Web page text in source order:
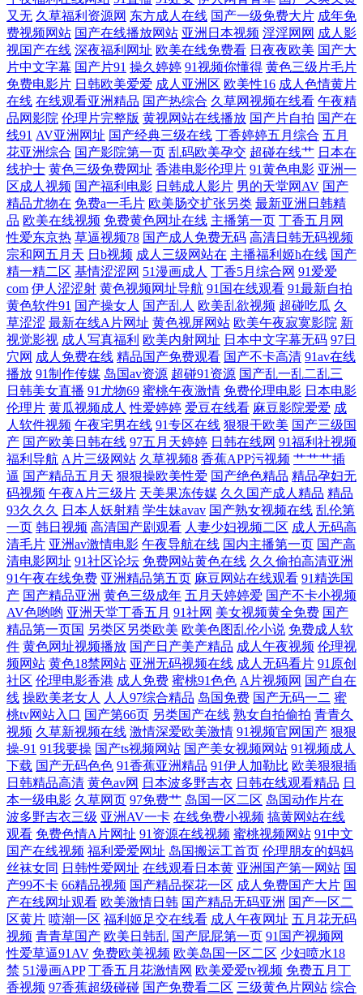
视频网站 亚洲色色 91系列在线 97超碰人人操射 91伊人五月天 97尤物超碰
av免费网站 超碰97青青草 成人午夜剧场福利 久久超碰AV 四虎影像 在线
资源91 97超碰欧美亚洲 97色综合1 国产女人3p 黑丝91免费视频 久草在钱
蜜桃网性爱 欧美黄一片 伊人免费大香蕉 第一福利航官方 精品久久草 欧美
特黄 青青草欧美第一页 欧日韩美 91桃色视屏 国内自拍AV一区 激情综合
网站 视频网站18污 微拍视频福利 亚洲人人鲁 最新91网址 91c传媒 91视频
免费入口 AV国产做爱 草草影院最新地址 导航美女福利 黄色A片3及片 日
本老熟女HD 最新人妻AV电影 97人人专区 草草福利视频导航 成人Aⅴ视频
国产馆肏屄 美国福利网址导航 日本人妻毛片 天天艹天天 操免片视频 国产
性爱区一区 美国色色XX 日韩无遮挡免费 婷婷午夜 午夜福利狼友网 亚洲
AV色色导航 亚洲欧洲tv 51午夜福利在线 成人性交 久久国产黄色精品 欧美
韩精品 微拍福利一区 亚洲国产精华 大香蕉网伊 国产性爱图 韩日AV看看
啊3 精品亚洲成人传媒 五月天婷婷色色 91麻豆国产蜜臀 肏屄网五月天婷
婷 国产视频观看网站 后入巨乳白虎91 欧洲综合色 日本妈妈伦理 久草视频
在线毛片 91精品视频在线 导航影视AV 九一美女视频 色色看片 午夜日比
导航 亚洲老司机www 91原创视频 白丝足交在线 国产精福利 久久草热婷
婷网站 亚洲人成小说网站 丁香av第一页 久久尹人综合网 欧美成人集中 欧
洲www第五页 三级视屏在线观看 在线视频日韩有码 超碰五月天 伊人电影
av在线 超碰碰人妻 国产精品38 果冻传媒做爱 人人操骚 日韩一区 亚洲少
妇午夜激情 91人人干 Av性爱中文 超碰人人96 青草青草 午夜在线视频导
航 AV黄色天堂网站 精品国产9199 日韩欧美国产一区 五月天综合色色网
又无 久草福利资源网 东方成人在线 国产一级免费大片 成年免
费视频网站 国产在线播放网站 亚洲日本视频 淫淫网网 成人影
视国产在线 深夜福利网址 欧美在线免费看 日夜夜欧美 国产大
片中文字幕 国产片91 操久婷婷 91视频你懂得 黄色三级片毛片
免费电影片 日韩欧美爱爱 成人亚洲区 欧美性16 成人色情黄片
在线 在线观看亚洲精品 国产热综合 久草网视频在线看 午夜精
品网影院 伦理片完整版 黄视网站在线播放 国产片自拍 国产在
线91 AV亚洲网址 国产经典三级在线 丁香婷婷五月综合 五月
花亚洲综合 国产影院第一页 乱码欧美孕交 超碰在线艹 日本在
线护士 黄色三级免费网址 香港电影伦理片 91黄色电影 亚洲一
区成人视频 国产福利电影 日韩成人影片 男的天堂网AV 国产
精品尤物在 免费a一毛片 欧美肠交扩张另类 最新亚洲日韩精
品 欧美在线视频 免费黄色网址在线 主播第一页 丁香五月网
性爱东京热 草逼视频78 国产成人免费无码 高清日韩无码视频
宗和网五月天 日b视频 成人三级网站在 主播福利姬h在线 国产
精一精二区 基情涩涩网 51漫画成人 丁香5月综合网 91爱爱
com 伊人涩涩射 黄色视频网址导航 91国在线观看 91最新自拍
黄色软件91 国产操女人 国产乱人 欧美乱欲视频 超碰吃瓜 久
草涩涩 最新在线A片网址 黄色视屏网站 欧美午夜寂寞影院 新
视觉影视 成人写真福利 欧美内射网址 日本中文字幕无码 97日
穴网 成人免费在线 精品国产免费观看 国产不卡高清 91av在线
播放 91制作传媒 岛国av资源 超碰91资源 国产乱一乱二乱三
日韩美女直播 91尤物69 蜜桃午夜激情 免费伦理电影 日本电影
伦理片 黄瓜视频成人 性爱婷婷 爱豆在线看 麻豆影院爱爱 成
人软件视频 午夜宅男在线 91专区在线 狠狠干欧美 国产三级国
产 国产欧美日韩在线 97五月天婷婷 日韩在线网 91福利社视频
福利导航 A片三级网站 久草视频8 香蕉APP污视频 艹艹艹插
逼 国产精品五月天 狠狠操欧美性爱 国产绝色精品 精品孕妇无
码视频 午夜A片三级片 天美果冻传媒 久久国产成人精品 精品
93久久久
日本人妖射精 学生妹avav 国产熟女视频在线 乱伦第
一页 韩日视频 高清国产剧观看 人妻少妇视频二区 成人无码高
清毛片 亚洲av激情电影 午夜导航在线 国内主播第一页 国产高
清电影网址 91社区论坛 免费网站黄色在线 久久偷拍高清亚洲
91午夜在线免费 亚洲精品第五页 麻豆网站在线观看 91精选国
产 国产精品亚洲 黄色三级成年 五月天婷婷爱 国产不卡小视频
AV色哟哟 亚洲天堂丁香五月 91社网 美女视频黄全免费 国产
精品第一页国 另类区另类欧美 欧美色图乱伦小说 免费成人软
件 黄色网址视频播放 国产日产美产精品 成人午夜视频 伦理视
频网站 黄色18禁网站 亚洲无码视频在线 成人无码看片 91原创
社区 伦理电影香港 成人免费 蜜桃91色色 A片视频网 国产自在
线 操欧美老女人 人人97综合精品 岛国免费 国产无码一二 蜜
桃tv网站入口 国产第66页 另类国产在线 熟女自拍偷拍 青青久
视频 久草新视频在线 激情深爱欧美激情 91视频官网国产 狠狠
操-91 91我要操 国产ts视频网站 国产美女视频网站 91视频成人
下载 国产无码色色 91香蕉亚洲精品 91伊人加勒比 欧美狠狠插
日韩精品高清 黄色av网 日本波多野吉衣 日韩在线观看精品 日
本一级电影 久草网页 97免费艹 岛国一区二区 岛国动作片在
波多野吉衣三级 亚洲AV一卡 在线免费小视频 搞黄网站在线
观看 免费色情A片网扯 91资源在线视频 蜜桃视频网站 91中文
国产在线视频 福利爱爱网址 岛国搬运工首页 伦理朋友的妈妈
丝袜女同 日韩性爱网址 在线观看日本黄 亚洲国产第一网站 国
产99不卡 66精品视频 国产精品探花一区 成人免费国产大片 国
产在线网址观看 欧美激情日韩 国产精品无码亚洲 国产一区二
区黄片 喷潮一区 福利姬足交在线看 成人午夜网址 五月花无码
视频 青青草国产 欧美日韩乱 国产屁屁第一页 91国产视频网
性爱草逼91AV 免费欧美视频 欧美岛国一区二区 少妇喷水18
禁 51漫画APP 丁香五月花激情网 欧美爱爱tv视频 免费五月丁
香视频 97香蕉超级碰碰 国产免费看二区 三级黄色片网站 综合